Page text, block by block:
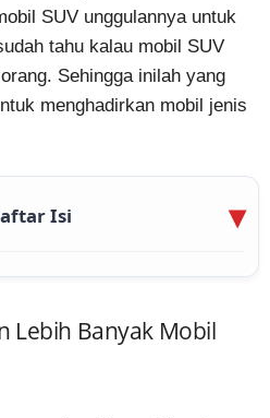
SUV unggulannya untuk
tahu kalau mobil SUV
Sehingga inilah yang
menghadirkan mobil jenis
Isi
Lebih Banyak Mobil